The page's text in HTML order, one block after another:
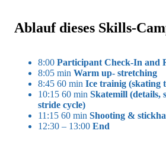
Ablauf dieses Skills-
8:00 Participant Check-In and
8:05 min Warm up- stretching
8:45 60 min Ice trainig (skating
10:15 60 min Skatemill (details,
stride cycle)
11:15 60 min Shooting &
12:30 – 13:00 End